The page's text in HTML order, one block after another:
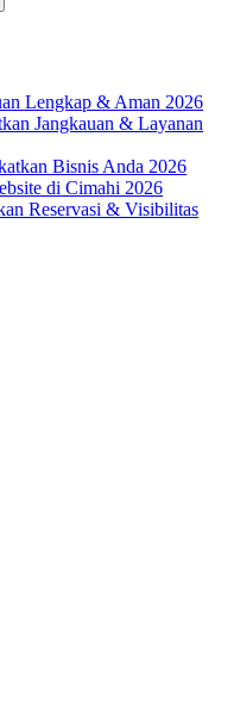
Lengkap & Aman 2026
Jangkauan & Layanan
Bisnis Anda 2026
di Cimahi 2026
Reservasi & Visibilitas